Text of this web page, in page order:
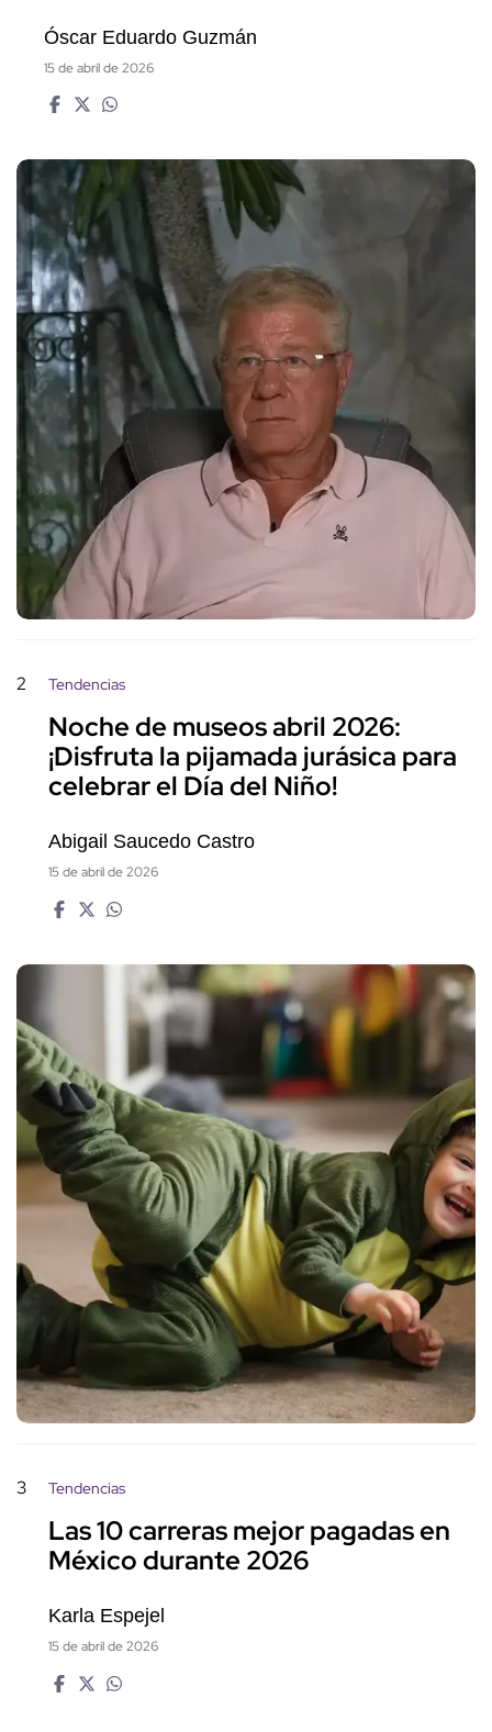
Óscar Eduardo Guzmán
15 de abril de 2026
2 Tendencias
Noche de museos abril 2026:
¡Disfruta la pijamada jurásica para
celebrar el Día del Niño!
Abigail Saucedo Castro
15 de abril de 2026
3 Tendencias
Las 10 carreras mejor pagadas en
México durante 2026
Karla Espejel
15 de abril de 2026